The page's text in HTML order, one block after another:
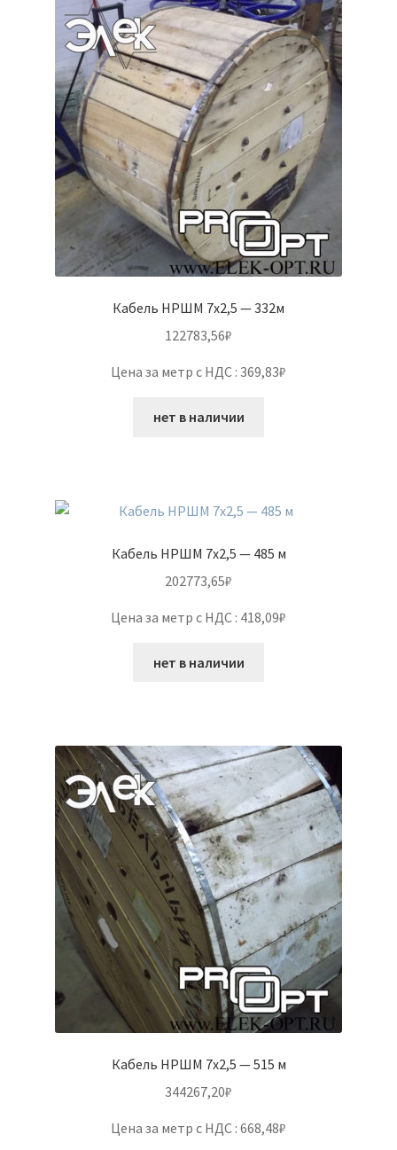
Кабель НРШМ 7х2,5 — 332м
122783,56₽
Цена за метр с НДС : 369,83₽
нет в наличии
Кабель НРШМ 7х2,5 — 485 м
202773,65₽
Цена за метр с НДС : 418,09₽
нет в наличии
Кабель НРШМ 7х2,5 — 515 м
344267,20₽
Цена за метр с НДС : 668,48₽